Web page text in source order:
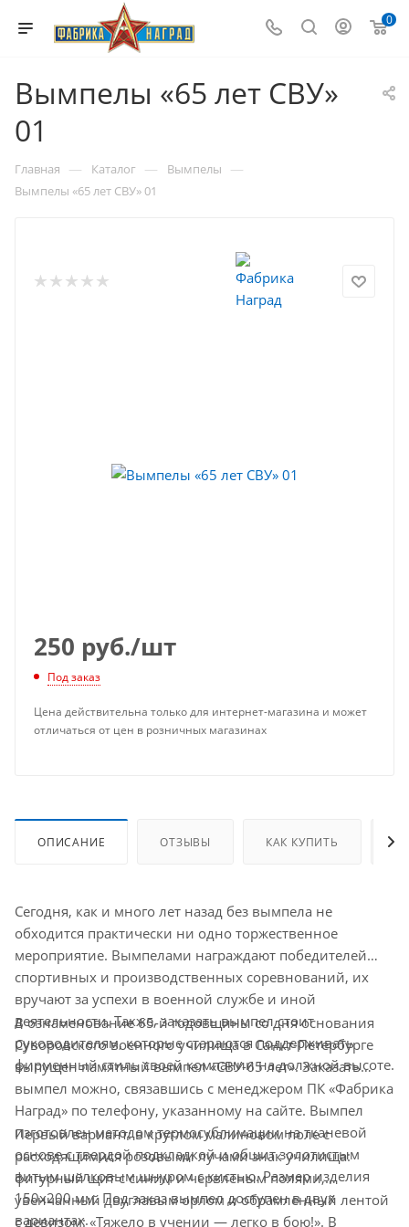
0
Вымпелы «65 лет СВУ»
01
Главная — Каталог — Вымпелы —
Вымпелы «65 лет СВУ» 01
250 руб./шт
Под заказ
Цена действительна только для интернет-магазина и может
отличаться от цен в розничных магазинах
ОПИСАНИЕ ОТЗЫВЫ КАК КУПИТЬ
Сегодня, как и много лет назад без вымпела не
обходится практически ни одно торжественное
мероприятие. Вымпелами награждают победителей
спортивных и производственных соревнований, их
вручают за успехи в военной службе и иной
деятельности. Также, заказать вымпел стоит
руководителям, которые стараются поддерживать
фирменный стиль своей компании на должной высоте.
В ознаменование 65-й годовщины со дня основания
Суворовского военного училища в Санкт-Петербурге
выпущен памятный вымпел «СВУ-65 лет». Заказать
вымпел можно, связавшись с менеджером ПК «Фабрика
Наград» по телефону, указанному на сайте. Вымпел
изготовлен методом термосублимации на тканевой
основе с твердой подкладкой и обшит золотистым
витым шелковым шнуром с кистью. Размер изделия
150х200 мм. Под заказ вымпел доступен в двух
вариантах.
Первый вариант: в круглом малиновом поле с
расходящимися розовыми лучами знак училища:
фигурный щит с синим и червленым полями,
увенчанный двуглавым орлом и обрамленный лентой
с девизом: «Тяжело в учении — легко в бою!». В